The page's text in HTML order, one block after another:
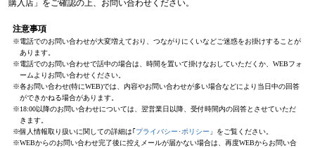
購入店」をご確認の上、お問い合わせください。
注意事項
※電話でのお問い合わせが大変増えており、つながりにくいなどご迷惑をお掛けすることが
あります。
※電話でのお問い合わせで話中の場合は、時間を置いて掛けなおしていただくか、WEBフォ
ームよりお問い合わせください。
※各お問い合わせ(特にWEB)では、内容やお問い合わせが多い場合などにより当日中の回答
ができかねる場合があります。
※18:00以降のお問い合わせについては、翌営業日以降、受付時間内の回答とさせていただ
きます。
※個人情報取り扱いに関しての詳細は｢プライバシー･ポリシー 」をご覧ください。
※WEBからのお問い合わせ完了後に控えメールが届かない場合は、再度WEBからお問い合